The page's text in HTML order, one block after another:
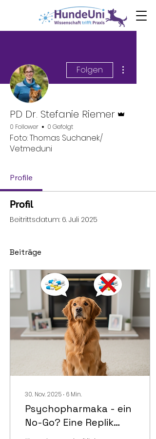
Folgen
PD Dr. Stefanie Riemer
0 Follower 0 Gefolgt
Foto: Thomas Suchanek/
Vetmeduni
Profile
Profil
Beitrittsdatum: 6. Juli 2025
Beiträge
30. Nov. 2025 ∙ 6 Min.
Psychopharmaka - ein
No-Go? Eine Replik
zum Artikel "Bittere